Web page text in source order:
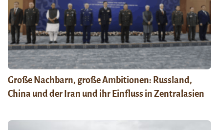
Große Nachbarn, große Ambitionen: Russland,
China und der Iran und ihr Einfluss in Zentralasien